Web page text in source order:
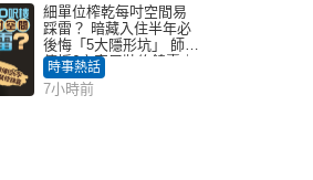
細單位榨乾每吋空間易
踩雷？ 暗藏入住半年必
後悔「5大隱形坑」 師傅
傳授6字家居裝修錦囊｜
Juicy叮
時事熱話
7小時前